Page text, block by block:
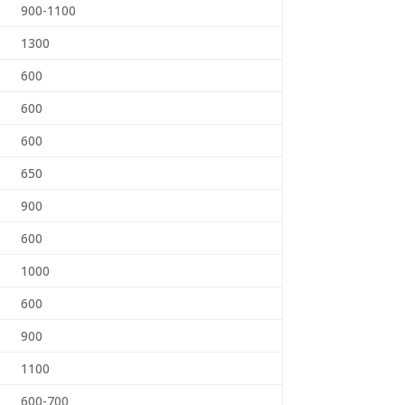
900-1100
1300
600
600
600
650
900
600
1000
600
900
1100
600-700